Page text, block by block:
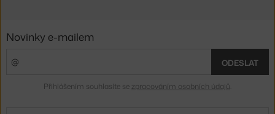
Novinky e-mailem
ODESLAT
Přihlášením souhlasíte se zpracováním osobních údajů